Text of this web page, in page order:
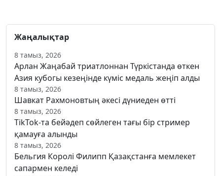
Жаңалықтар
8 тамыз, 2026
Арлан Жаңабай триатлоннан Түркістанда өткен
Азия кубогы кезеңінде күміс медаль жеңіп алды
8 тамыз, 2026
Шавкат Рахмоновтың әкесі дүниеден өтті
8 тамыз, 2026
TikTok-та бейәдеп сөйлеген тағы бір стример
қамауға алынды
8 тамыз, 2026
Бельгия Королі Филипп Қазақстанға мемлекет
сапармен келеді